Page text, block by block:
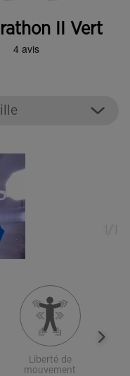
II Vert
Liberté de
mouvement